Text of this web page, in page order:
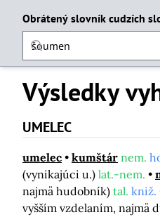
Obrátený slovník cudzích
Výsledky
UMELEC
umelec kumštár nem.
(vynikajúci u.) lat.-nem.
najmä hudobník) tal. kniž.
vyšším vzdelaním, najmä